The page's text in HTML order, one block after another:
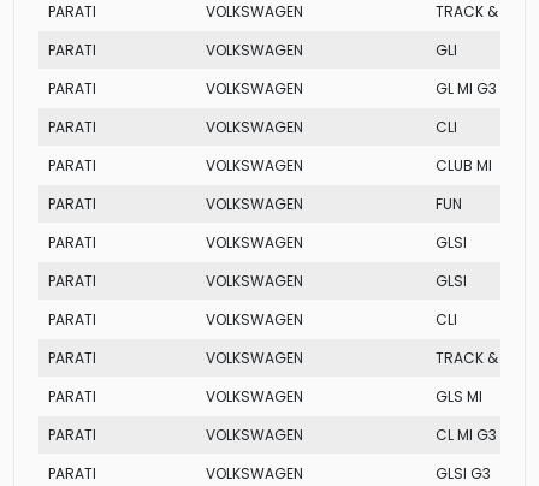
PARATI
VOLKSWAGEN
TRACK & FIELD
PARATI
VOLKSWAGEN
GLI
PARATI
VOLKSWAGEN
GL MI G3
PARATI
VOLKSWAGEN
CLI
PARATI
VOLKSWAGEN
CLUB MI
PARATI
VOLKSWAGEN
FUN
PARATI
VOLKSWAGEN
GLSI
PARATI
VOLKSWAGEN
GLSI
PARATI
VOLKSWAGEN
CLI
PARATI
VOLKSWAGEN
TRACK & FIELD
PARATI
VOLKSWAGEN
GLS MI
PARATI
VOLKSWAGEN
CL MI G3
PARATI
VOLKSWAGEN
GLSI G3